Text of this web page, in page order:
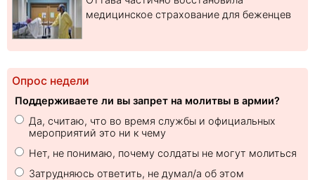
медицинское страхование для беженцев
Опрос недели
Поддерживаете ли вы запрет на молитвы в армии?
Да, считаю, что во время службы и официальных
мероприятий это ни к чему
Нет, не понимаю, почему солдаты не могут молиться
Затрудняюсь ответить, не думал/а об этом